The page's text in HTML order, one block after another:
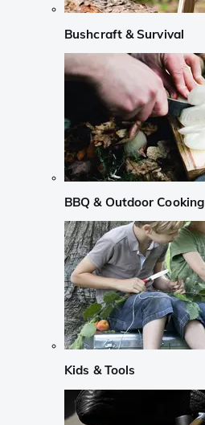
Bushcraft & Survival
BBQ & Outdoor Cooking
Kids & Tools